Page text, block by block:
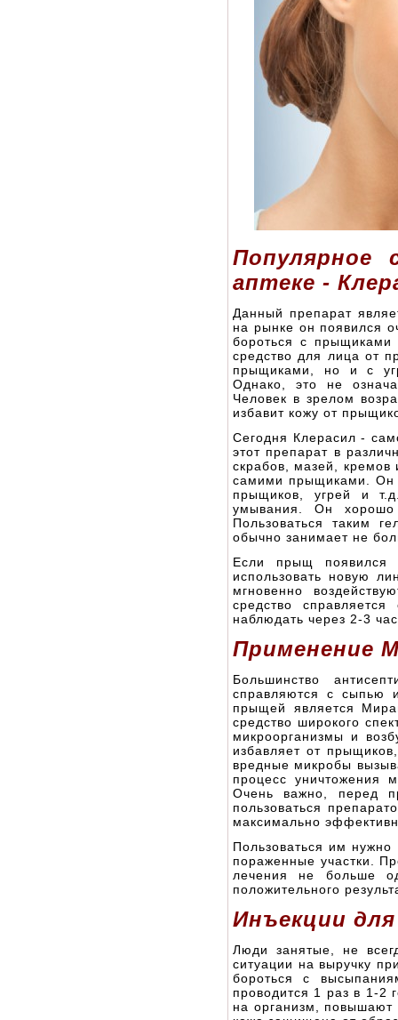
аптеке -
Данный препарат
на рынке он появился
бороться с прыщиками
средство для лица от
прыщиками, но и с
Однако, это не
Человек в зрелом
избавит кожу от
Сегодня Клерасил -
этот препарат в
скрабов, мазей, кремов
самими прыщиками. Он
прыщиков, угрей и
умывания. Он
Пользоваться таким
обычно занимает не
Если прыщ появился
использовать новую
мгновенно
средство
наблюдать через 2-3
Применение
Большинство
справляются с сыпью
прыщей является
средство широкого
микроорганизмы и
избавляет от
вредные микробы
процесс уничтожения
Очень важно, перед
пользоваться
максимально
Пользоваться им
пораженные участки.
лечения не больше
положительного
Инъекции
Люди занятые, не
ситуации на выручку
бороться с
проводится 1 раз в 1-2
на организм, повышают